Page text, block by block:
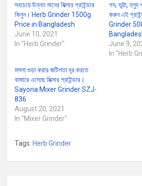
সবচেয়ে উন্নত মানের মিক্সার গ্রাইন্ডার
কিনুন। Herb Grinder 1500g
Price in Bangladesh
June 10, 2021
In "Herb Grinder"
গম, ভুট্টা, হলুদ
করুন এই
Grinder
June 9,
In "Herb
মসলা গুড়া করার জটিলতা দূর করতে
বাজারে এসেছে মিক্সার গ্রাইন্ডার।
Sayona Mixer Grinder SZJ-
836
August 20, 2021
In "Mixer Grinder"
Tags: Herb Grinder